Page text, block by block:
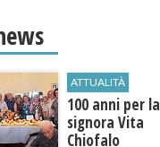
ATTUALITÀ
100 anni per la
signora Vita
Chiofalo